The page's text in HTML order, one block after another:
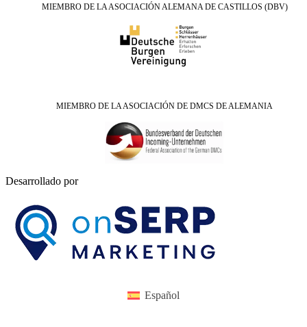
MIEMBRO DE LA ASOCIACIÓN ALEMANA DE CASTILLOS (DBV)
MIEMBRO DE LA ASOCIACIÓN DE DMCS DE ALEMANIA
Desarrollado por
Español